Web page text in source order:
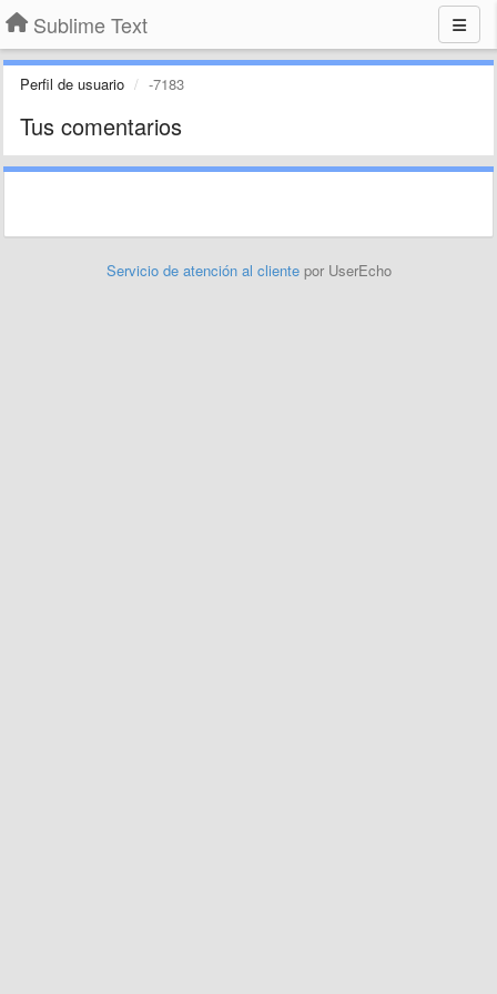
Sublime Text
Perfil de usuario -7183
Tus comentarios
Servicio de atención al cliente por UserEcho